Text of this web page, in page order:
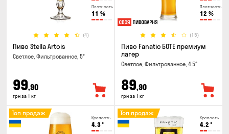
Плотность
11 %
(4)
Пиво Stella Artois
Светлое, Фильтрованное, 5°
99,90
грн за 1 кг
Плотность
12 %
(15)
Пиво Fanatic БОТЕ премиум
лагер
Светлое, Фильтрованное, 4.5°
89,90
грн за 1 кг
Крепость
4.3°
Топ продаж
Крепость
4.2 °
Топ продаж